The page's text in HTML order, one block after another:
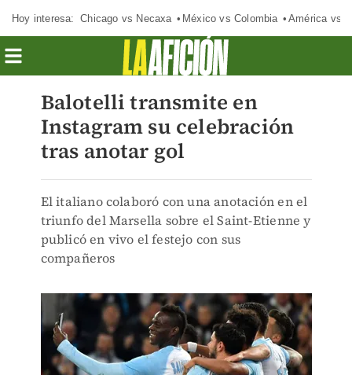
Hoy interesa: Chicago vs Necaxa México vs Colombia América vs
Balotelli transmite en
Instagram su celebración
tras anotar gol
El italiano colaboró con una anotación en el
triunfo del Marsella sobre el Saint-Etienne y
publicó en vivo el festejo con sus
compañeros